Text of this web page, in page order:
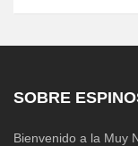
SOBRE
Bienvenido a la Muy